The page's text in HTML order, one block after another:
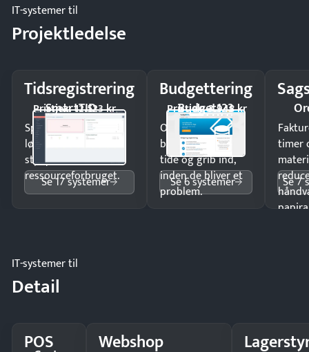
IT-systemer til
Projektledelse
Tidsregistrering
SmartTID
Pristjek: 12.523 kr
Spar tid på
lønberegning og få
styr på
ressourceforbruget.
Se 17 systemer
Budgettering
Budget123
Pristjek: 3.948 kr
Opdag
budgetafvigelser i
tide og grib ind,
inden de bliver et
problem.
Se 6 systemer
timer
Se 7
IT-systemer til
Detail
POS Webshop